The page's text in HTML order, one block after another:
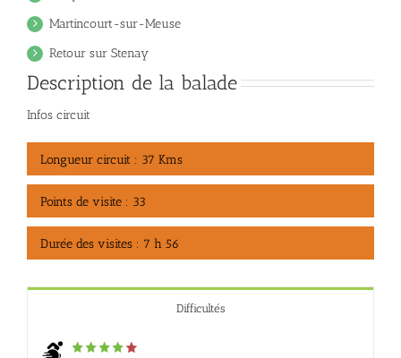
Martincourt-sur-Meuse
Retour sur Stenay
Description de la balade
Infos circuit
Longueur circuit : 37 Kms
Points de visite : 33
Durée des visites : 7 h 56
Difficultés